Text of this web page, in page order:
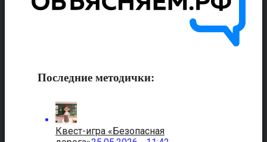
Последние методички:
Квест-игра «Безопасная